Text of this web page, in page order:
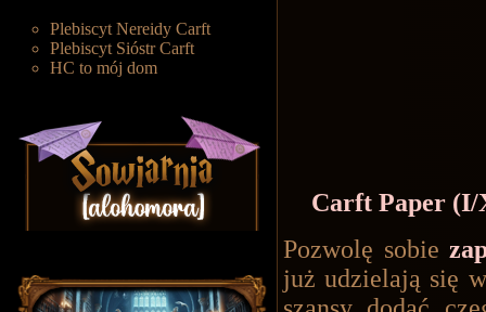
Plebiscyt Nereidy Carft
Plebiscyt Sióstr Carft
HC to mój dom
Carft Paper
Pozwolę sobie
już udzielają się